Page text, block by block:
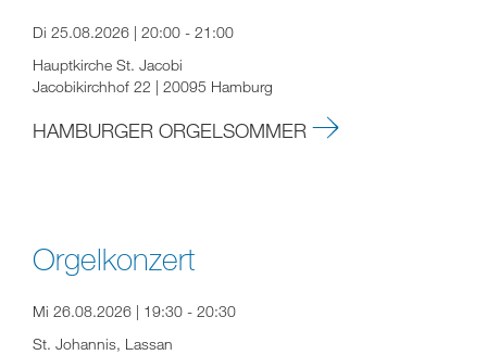
Di 25.08.2026 | 20:00 - 21:00
Hauptkirche St. Jacobi
Jacobikirchhof 22 | 20095 Hamburg
HAMBURGER ORGELSOMMER
Orgelkonzert
Mi 26.08.2026 | 19:30 - 20:30
St. Johannis, Lassan